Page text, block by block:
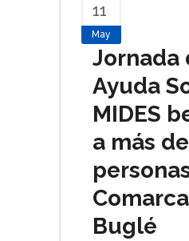
11
May
Jornada
Ayuda
MIDES
a más
Buglé